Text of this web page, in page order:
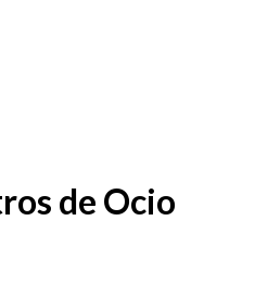
de Ocio